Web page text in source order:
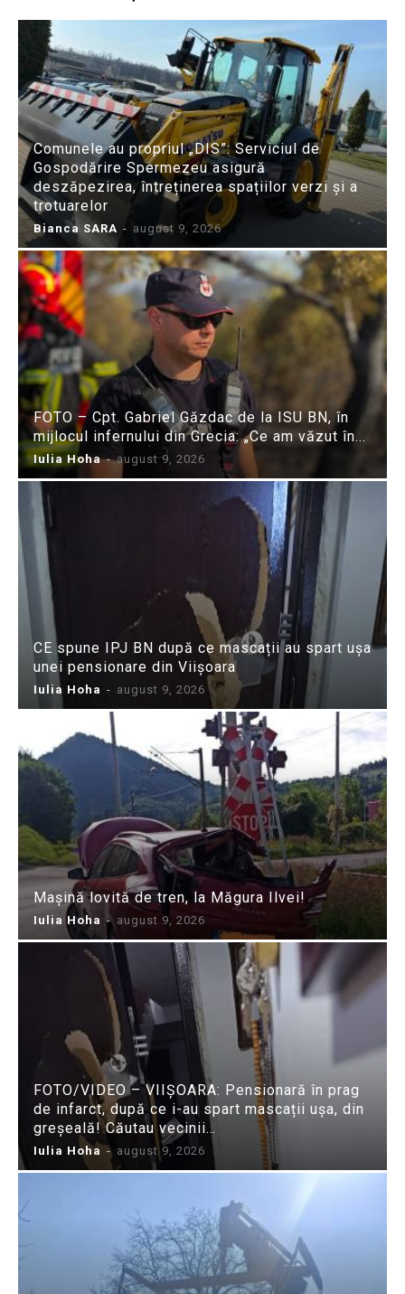
Comunele au propriul „DIS”: Serviciul de
Gospodărire Spermezeu asigură
deszăpezirea, întreținerea spațiilor verzi și a
trotuarelor
Bianca SARA - august 9, 2026
FOTO – Cpt. Gabriel Găzdac de la ISU BN, în
mijlocul infernului din Grecia: „Ce am văzut în...
Iulia Hoha - august 9, 2026
CE spune IPJ BN după ce mascații au spart ușa
unei pensionare din Viișoara
Iulia Hoha - august 9, 2026
Mașină lovită de tren, la Măgura Ilvei!
Iulia Hoha - august 9, 2026
FOTO/VIDEO – VIIȘOARA: Pensionară în prag
de infarct, după ce i-au spart mascații ușa, din
greșeală! Căutau vecinii…
Iulia Hoha - august 9, 2026